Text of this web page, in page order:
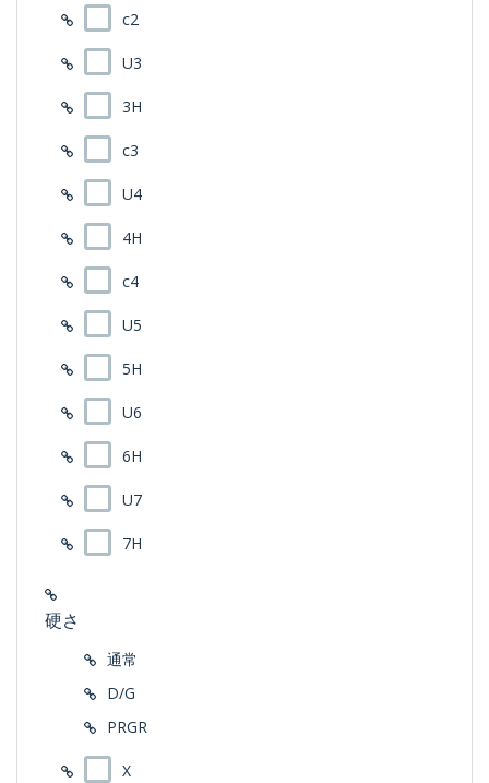
ジャスティック
ジョージスピリッツ
デザインチューニング
フォーブス
マスダゴルフ
マックスソウル(MAX SOUL)
ミステリー
ムジーク(muziik)
リョーマ(RYOMA) ゴルフ
ルーツゴルフ(ゴーセン)
ワークス ゴルフ
三浦技研
c2
U3
3H
c3
U4
4H
c4
U5
5H
U6
6H
U7
7H
硬さ
通常
D/G
PRGR
X